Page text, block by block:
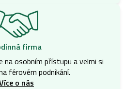
firma
na osobním přístupu a velmi si
férovém podnikání.
o nás